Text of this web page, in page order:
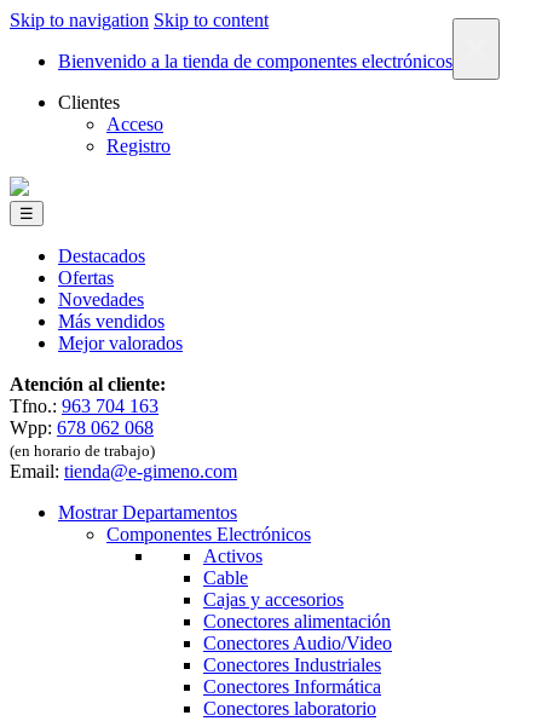
Skip to navigation Skip to content
Bienvenido a la tienda de componentes electrónicos
Clientes
Acceso
Registro
☰
Destacados
Ofertas
Novedades
Más vendidos
Mejor valorados
Atención al cliente:
Tfno.: 963 704 163
Wpp: 678 062 068
(en horario de trabajo)
Email: tienda@e-gimeno.com
Mostrar Departamentos
Componentes Electrónicos
Activos
Cable
Cajas y accesorios
Conectores alimentación
Conectores Audio/Video
Conectores Industriales
Conectores Informática
Conectores laboratorio